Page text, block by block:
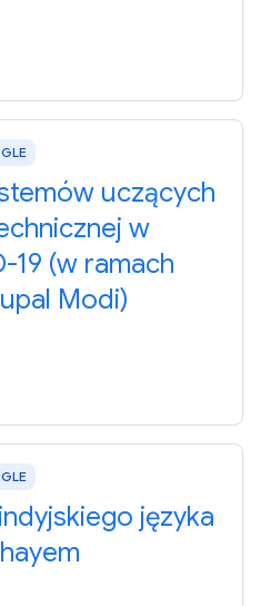
uczących
w
19 (w ramach
Modi)
języka